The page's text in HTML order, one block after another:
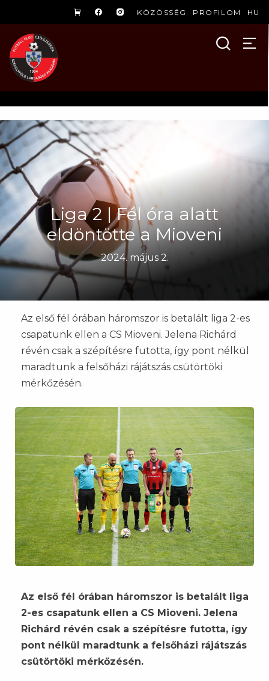
KÖZÖSSÉG PROFILOM HU
Liga 2 | Fél óra alatt
eldöntötte a Mioveni
2024. május 2.
Az első fél órában háromszor is betalált liga 2-es
csapatunk ellen a CS Mioveni. Jelena Richárd
révén csak a szépítésre futotta, így pont nélkül
maradtunk a felsőházi rájátszás csütörtöki
mérkőzésén.
Az első fél órában háromszor is betalált liga
2-es csapatunk ellen a CS Mioveni. Jelena
Richárd révén csak a szépítésre futotta, így
pont nélkül maradtunk a felsőházi rájátszás
csütörtöki mérkőzésén.